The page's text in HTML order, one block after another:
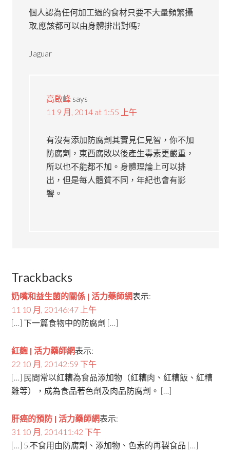
個人認為任何加工過的食材只要不大量頻繁攝
取,應該都可以由身體排出對嗎?
Jaguar
高啟峰 says
11 9 月, 2014 at 1:55 上午
有沒有添加防腐劑其實見仁見智，你不加
防腐劑，東西腐敗以後產生毒素更嚴重，
所以也不能都不加。身體理論上可以排
出，但是每人體質不同，年紀也會有影
響。
Trackbacks
奶嘴和益生菌的關係 | 活力藥師網表示:
11 10 月, 20146:47 上午
[…] 下一篇食物中的防腐劑 […]
紅麴 | 活力藥師網表示:
22 10 月, 20142:59 下午
[…] 民間常以紅糟為食品添加物（紅糟肉、紅糟飯、紅糟
雞等），成為食品著色劑及肉品防腐劑。 […]
肝癌的預防 | 活力藥師網表示:
31 10 月, 201411:42 下午
[…] 5.不食用由防腐劑、添加物、色素的再製食品 […]